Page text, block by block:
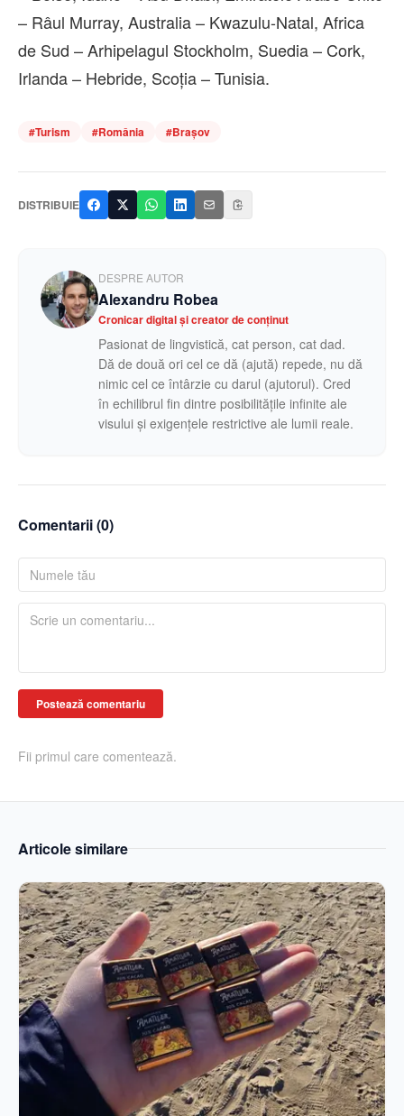
– Râul Murray, Australia – Kwazulu-Natal, Africa
de Sud – Arhipelagul Stockholm, Suedia – Cork,
Irlanda – Hebride, Scoția – Tunisia.
#Turism #România #Brașov
DISTRIBUIE
DESPRE AUTOR
Alexandru Robea
Cronicar digital și creator de conținut
Pasionat de lingvistică, cat person, cat dad.
Dă de două ori cel ce dă (ajută) repede, nu dă
nimic cel ce întârzie cu darul (ajutorul). Cred
în echilibrul fin dintre posibilitățile infinite ale
visului și exigențele restrictive ale lumii reale.
Comentarii (0)
Postează comentariu
Fii primul care comentează.
Articole similare